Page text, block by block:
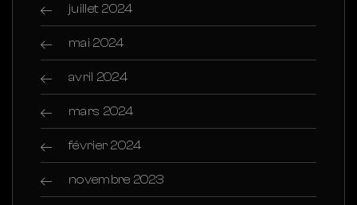
juillet 2024
mai 2024
avril 2024
mars 2024
février 2024
novembre 2023